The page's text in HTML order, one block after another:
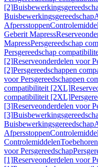
[2]
Buisbewerkingsgereedschap
Afpersstoppen
Geberit Mapress
MapressPersgereedschap
Persgereedschap
[2]Reserveonderdelen voor
[2]Persgereedschappen
voor Persgereedschappen
compatibiliteit [2XL]
compatibiliteit [2XL]
[3]Reserveonderdelen voor
[3]
Buisbewerkingsgereedschap
Afpersstoppen
ControlemiddelenToebehoren
voor Persgereedschap
[1]Reserveonderdelen voor